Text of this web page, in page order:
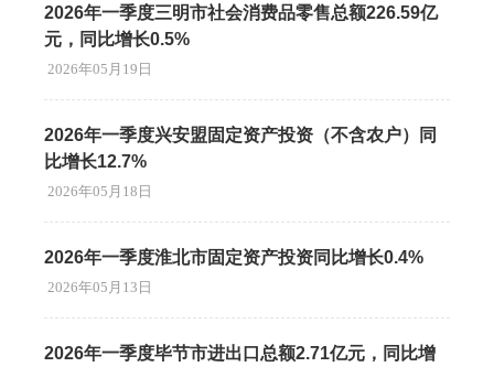
2026年一季度三明市社会消费品零售总额226.59亿
元，同比增长0.5%
2026年05月19日
2026年一季度兴安盟固定资产投资（不含农户）同
比增长12.7%
2026年05月18日
2026年一季度淮北市固定资产投资同比增长0.4%
2026年05月13日
2026年一季度毕节市进出口总额2.71亿元，同比增